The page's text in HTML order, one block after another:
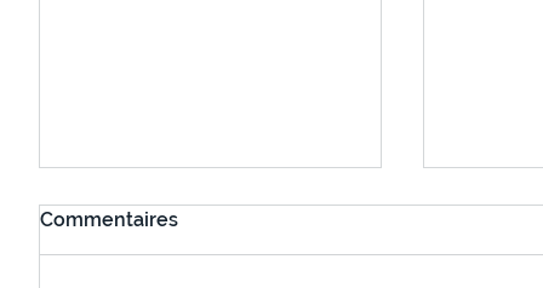
Commentaires